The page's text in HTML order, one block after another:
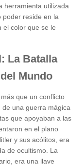
herramienta utilizada
poder reside en la
el color que se le
La Batalla
Mundo
que un conflicto
una guerra mágica
que apoyaban a las
en el plano
y sus acólitos, era
de ocultismo. La
era una llave